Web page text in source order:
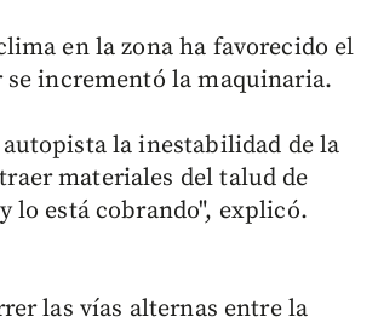
en la zona ha favorecido el
se incrementó la maquinaria.
la inestabilidad de la
materiales del talud de
lo está cobrando", explicó.
las vías alternas entre la